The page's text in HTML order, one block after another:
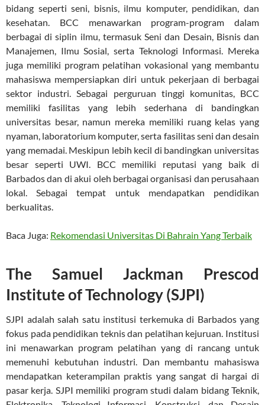
bidang seperti seni, bisnis, ilmu komputer, pendidikan, dan
kesehatan. BCC menawarkan program-program dalam
berbagai di siplin ilmu, termasuk Seni dan Desain, Bisnis dan
Manajemen, Ilmu Sosial, serta Teknologi Informasi. Mereka
juga memiliki program pelatihan vokasional yang membantu
mahasiswa mempersiapkan diri untuk pekerjaan di berbagai
sektor industri. Sebagai perguruan tinggi komunitas, BCC
memiliki fasilitas yang lebih sederhana di bandingkan
universitas besar, namun mereka memiliki ruang kelas yang
nyaman, laboratorium komputer, serta fasilitas seni dan desain
yang memadai. Meskipun lebih kecil di bandingkan universitas
besar seperti UWI. BCC memiliki reputasi yang baik di
Barbados dan di akui oleh berbagai organisasi dan perusahaan
lokal. Sebagai tempat untuk mendapatkan pendidikan
berkualitas.
Baca Juga: Rekomendasi Universitas Di Bahrain Yang Terbaik
The Samuel Jackman Prescod
Institute of Technology (SJPI)
SJPI adalah salah satu institusi terkemuka di Barbados yang
fokus pada pendidikan teknis dan pelatihan kejuruan. Institusi
ini menawarkan program pelatihan yang di rancang untuk
memenuhi kebutuhan industri. Dan membantu mahasiswa
mendapatkan keterampilan praktis yang sangat di hargai di
pasar kerja. SJPI memiliki program studi dalam bidang Teknik,